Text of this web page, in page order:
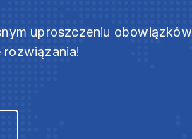
uproszczeniu obowiązków